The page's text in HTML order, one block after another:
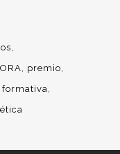
premio
formativa
ética